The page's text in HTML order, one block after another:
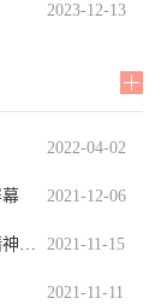
2023-12-13
2022-04-02
2021-12-06
2021-11-15
团课培训（七）——十九届六中全会精神专题学习
2021-11-11